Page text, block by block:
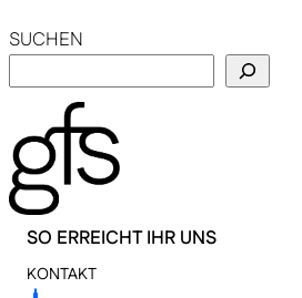
SUCHEN
SO ERREICHT IHR UNS
KONTAKT